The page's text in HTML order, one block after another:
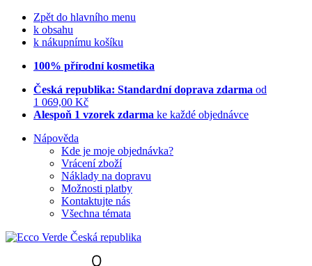
Zpět do hlavního menu
k obsahu
k nákupnímu košíku
100% přírodní kosmetika
Česká republika: Standardní doprava zdarma od
1 069,00 Kč
Alespoň 1 vzorek zdarma ke každé objednávce
Nápověda
Kde je moje objednávka?
Vrácení zboží
Náklady na dopravu
Možnosti platby
Kontaktujte nás
Všechna témata